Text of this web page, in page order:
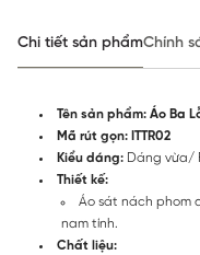
Chi tiết sản phẩmChính
Tên sản phẩm: Áo Ba
Mã rút gọn: ITTR02
Kiểu dáng: Dáng vừa/
Thiết kế:
Áo sát nách phom
nam tính.
Chất liệu: